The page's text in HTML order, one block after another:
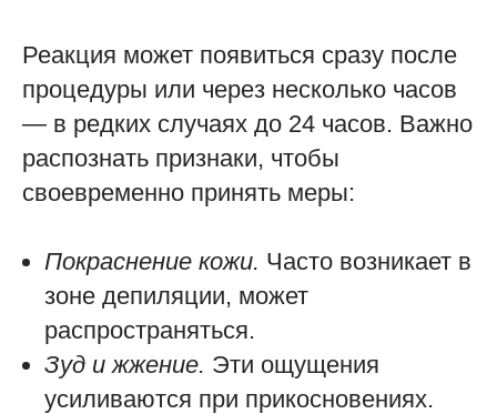
Реакция может появиться сразу после
процедуры или через несколько часов
— в редких случаях до 24 часов. Важно
распознать признаки, чтобы
своевременно принять меры:
Покраснение кожи. Часто возникает в
зоне депиляции, может
распространяться.
Зуд и жжение. Эти ощущения
усиливаются при прикосновениях.